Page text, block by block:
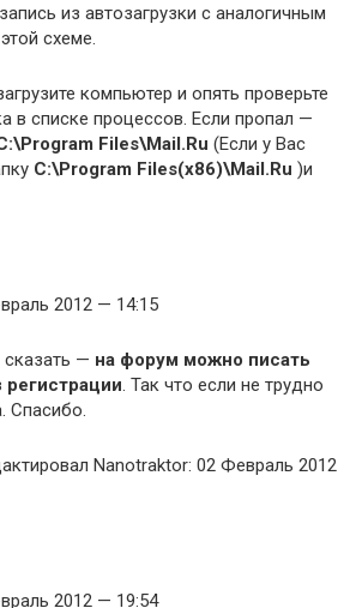
из автозагрузки с аналогичным
схеме.
компьютер и опять проверьте
в списке процессов. Если пропал —
Files\Mail.Ru (Если у Вас
C:\Program Files(x86)\Mail.Ru )и
2012 — 14:15
— на форум можно писать
. Так что если не трудно
Спасибо.
Nanotraktor: 02 Февраль 2012
2012 — 19:54